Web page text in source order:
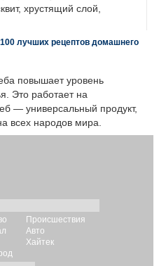
хрустящий слой,
лучших рецептов домашнего
повышает уровень
Это работает на
— универсальный продукт,
всех народов мира.
Происшествия
Авто
Хайтек